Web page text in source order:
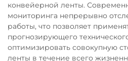
конвейерной ленты.
мониторинга непрерывно
работы, что позволяет
прогнозирующего
оптимизировать совокупную
ленты в течение всего